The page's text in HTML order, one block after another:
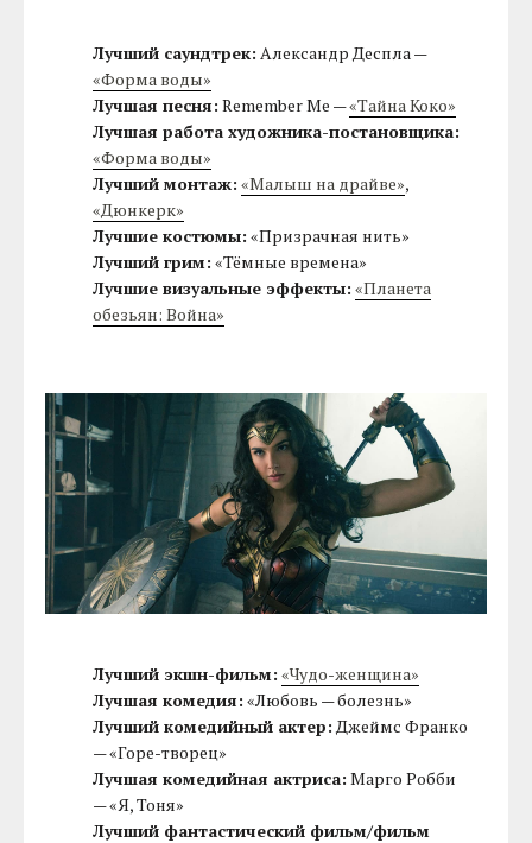
Лучший саундтрек: Александр Деспла —
«Форма воды»
Лучшая песня: Remember Me —«Тайна Коко»
Лучшая работа художника-постановщика:
«Форма воды»
Лучший монтаж: «Малыш на драйве»,
«Дюнкерк»
Лучшие костюмы: «Призрачная нить»
Лучший грим: «Тёмные времена»
Лучшие визуальные эффекты: «Планета
обезьян: Война»
Лучший экшн-фильм: «Чудо-женщина»
Лучшая комедия: «Любовь — болезнь»
Лучший комедийный актер:Джеймс Франко
— «Горе-творец»
Лучшая комедийная актриса: Марго Робби
— «Я, Тоня»
Лучший фантастический фильм/фильм